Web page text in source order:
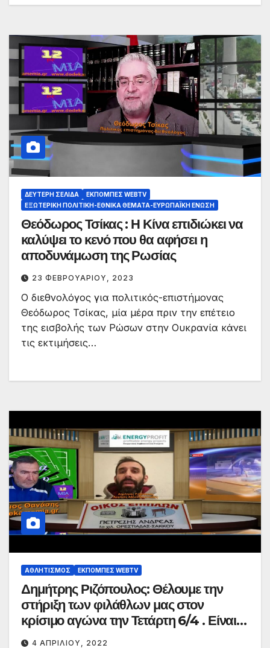
ΔΕΎΤΕΡΗ ΣΕΛΊΔΑ
ΕΚΠΟΜΠΈΣ WEBTV
ΕΞΩΤΕΡΙΚΉ ΠΟΛΙΤΙΚΉ-ΕΘΝΙΚΆ ΘΈΜΑΤΑ-ΕΥΡΩΠΑΪΚΉ ΈΝΩΣΗ
Θεόδωρος Τσίκας : Η Κίνα επιδιώκει να
καλύψει το κενό που θα αφήσει η
αποδυνάμωση της Ρωσίας
23 ΦΕΒΡΟΥΑΡΊΟΥ, 2023
Ο διεθνολόγος για πολιτικός-επιστήμονας
Θεόδωρος Τσίκας, μία μέρα πριν την επέτειο
της εισβολής των Ρώσων στην Ουκρανία κάνει
τις εκτιμήσεις…
ΑΘΛΗΤΙΣΜΌΣ ΕΚΠΟΜΠΈΣ WEBTV
Δημήτρης Ριζόπουλος: Θέλουμε την
στήριξη των φιλάθλων μας στον
κρίσιμο αγώνα την Τετάρτη 6/4 . Είναι
ΤΕΛΙΚΟΣ !!! Σας θέλουμε κοντά μας.
4 ΑΠΡΙΛΊΟΥ, 2022